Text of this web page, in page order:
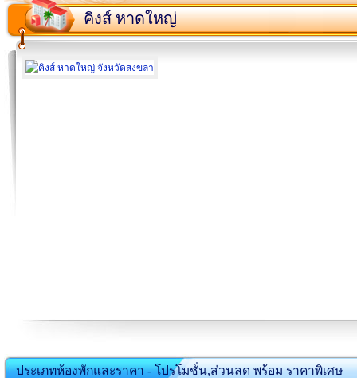
คิงส์ หาดใหญ่
ประเภทห้องพักและราคา - โปรโมชั่น,ส่วนลด พร้อม ราคาพิเศษ